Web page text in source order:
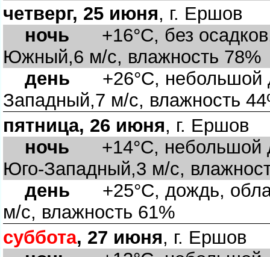
четверг, 25 июня, г. Ершо
ночь +16°C, без
Южный,6 м/с, влажность 78%
день +26°C, небольшой
Западный,7 м/с, влажность
пятница, 26 июня, г. Ершо
ночь +14°C, небольшой
Юго-Западный,3 м/с,
день +25°C, дождь,
м/с, влажность 61%
суббота, 27 июня, г. Ершо